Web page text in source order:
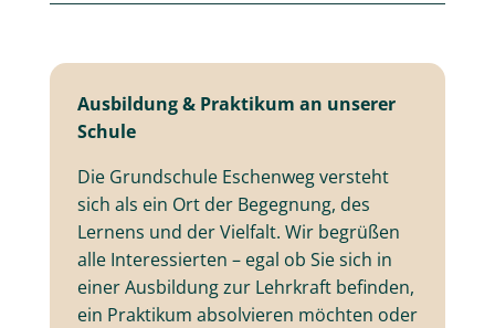
Ausbildung & Praktikum an unserer
Schule
Die Grundschule Eschenweg versteht
sich als ein Ort der Begegnung, des
Lernens und der Vielfalt. Wir begrüßen
alle Interessierten – egal ob Sie sich in
einer Ausbildung zur Lehrkraft befinden,
ein Praktikum absolvieren möchten oder